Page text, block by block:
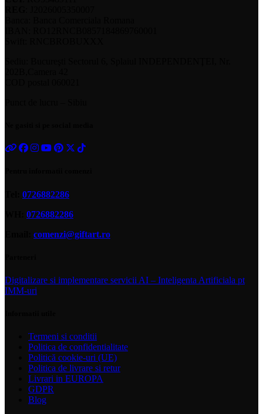
0726882286
0726882286
comenzi@giftart.ro
Digitalizare si implementare servicii AI – Inteligenta Artificiala pt
IMM-uri
Termeni si conditii
Politica de confidentialitate
Politică cookie-uri (UE)
Politica de livrare si retur
Livrari in EUROPA
GDPR
Blog